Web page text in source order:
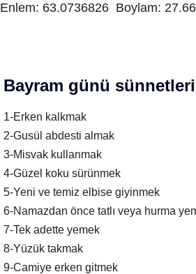
Enlem: 63.0736826 Boylam:
Bayram günü sünnetleri
1-Erken kalkmak
2-Gusül abdesti almak
3-Misvak kullanmak
4-Güzel koku sürünmek
5-Yeni ve temiz elbise giyinmek
6-Namazdan önce tatlı veya hurma
7-Tek adette yemek
8-Yüzük takmak
9-Camiye erken gitmek